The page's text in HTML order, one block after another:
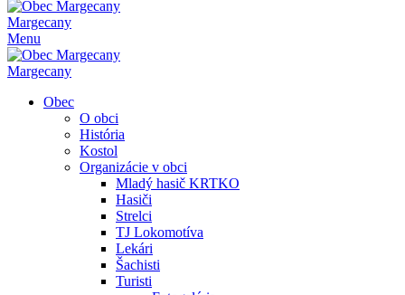
Margecany
Menu
Margecany
Obec
O obci
História
Kostol
Organizácie v obci
Mladý hasič KRTKO
Hasiči
Strelci
TJ Lokomotíva
Lekári
Šachisti
Turisti